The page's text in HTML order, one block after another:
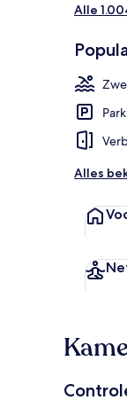
Alle
Alles